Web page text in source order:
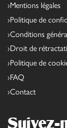
Mentions légales
Politique de
Conditions
Droit de
Politique de
FAQ
Contact
Suivez-